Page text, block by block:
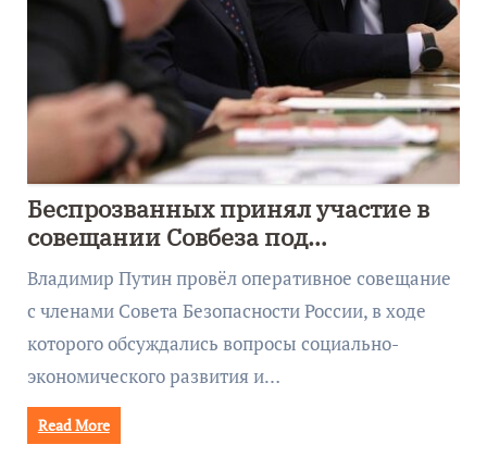
Беспрозванных принял участие в
совещании Совбеза под
руководством Путина
Владимир Путин провёл оперативное совещание
с членами Совета Безопасности России, в ходе
которого обсуждались вопросы социально-
экономического развития и…
Read More